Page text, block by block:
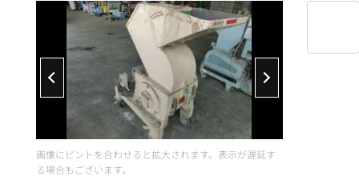
画像にピントを合わせると拡大されます。表示が遅延す
る場合もございます。